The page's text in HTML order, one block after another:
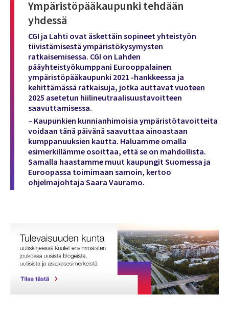
Ympäristöpääkaupunki tehdään
yhdessä
CGI ja Lahti ovat äskettäin sopineet yhteistyön
tiivistämisestä ympäristökysymysten
ratkaisemisessa. CGI on Lahden
pääyhteistyökumppani Eurooppalainen
ympäristöpääkaupunki 2021 -hankkeessa ja
kehittämässä ratkaisuja, jotka auttavat vuoteen
2025 asetetun hiilineutraalisuustavoitteen
saavuttamisessa.
– Kaupunkien kunnianhimoisia ympäristötavoitteita
voidaan tänä päivänä saavuttaa ainoastaan
kumppanuuksien kautta. Haluamme omalla
esimerkillämme osoittaa, että se on mahdollista.
Samalla haastamme muut kaupungit Suomessa ja
Euroopassa toimimaan samoin, kertoo
ohjelmajohtaja Saara Vauramo.